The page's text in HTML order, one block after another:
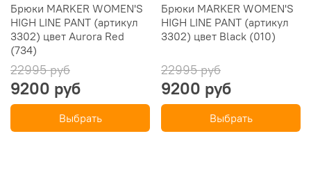
Брюки MARKER WOMEN'S
HIGH LINE PANT (артикул
3302) цвет Aurora Red
(734)
22995 руб
9200 руб
Выбрать
Брюки MARKER WOMEN'S
HIGH LINE PANT (артикул
3302) цвет Black (010)
22995 руб
9200 руб
Выбрать